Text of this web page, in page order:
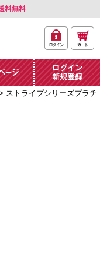
料無料
イン
ト
ジ
ログイン・新規
ストライプシリーズプラチ